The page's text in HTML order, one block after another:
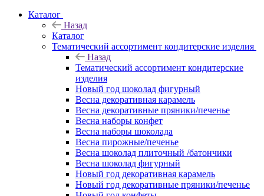
Каталог
Назад
Каталог
Тематический ассортимент кондитерские изделия
Назад
Тематический ассортимент кондитерские
изделия
Новый год шоколад фигурный
Весна декоративная карамель
Весна декоративные пряники/печенье
Весна наборы конфет
Весна наборы шоколада
Весна пирожные/печенье
Весна шоколад плиточный /батончики
Весна шоколад фигурный
Новый год декоративная карамель
Новый год декоративные пряники/печенье